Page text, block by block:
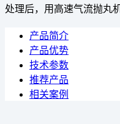
处理后，用高速气流抛丸
产品简介
产品优势
技术参数
推荐产品
相关案例